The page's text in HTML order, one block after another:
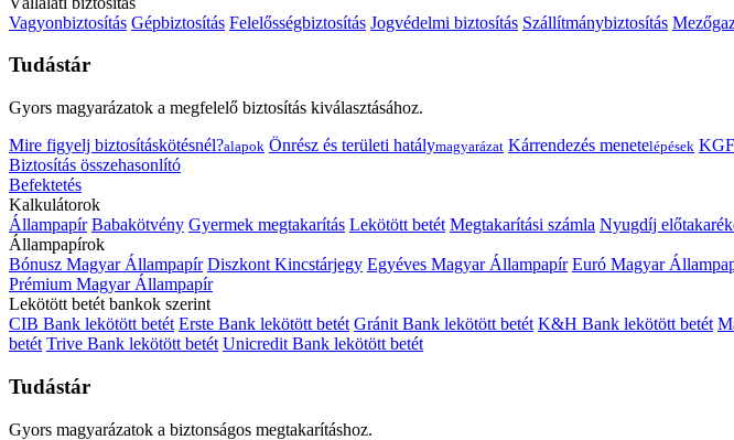
Vagyonbiztosítás Gépbiztosítás Felelősségbiztosítás Jogvédelmi biztosítás Szállítmánybiztosítás
Tudástár
Gyors magyarázatok a megfelelő biztosítás kiválasztásához.
Mire figyelj biztosításkötésnél?alapok Önrész és területi hatálymagyarázat Kárrendezés menetelépések
Biztosítás összehasonlító
Befektetés
Kalkulátorok
Állampapír Babakötvény Gyermek megtakarítás Lekötött betét Megtakarítási számla Nyugdíj
Állampapírok
Bónusz Magyar Állampapír Diszkont Kincstárjegy Egyéves Magyar Állampapír Euró Magyar
Prémium Magyar Állampapír
Lekötött betét bankok szerint
CIB Bank lekötött betét Erste Bank lekötött betét Gránit Bank lekötött betét K&H Bank lekötött betét
betét Trive Bank lekötött betét Unicredit Bank lekötött betét
Tudástár
Gyors magyarázatok a biztonságos megtakarításhoz.